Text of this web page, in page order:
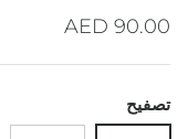
Regular price
90.00 AED
تصفيح